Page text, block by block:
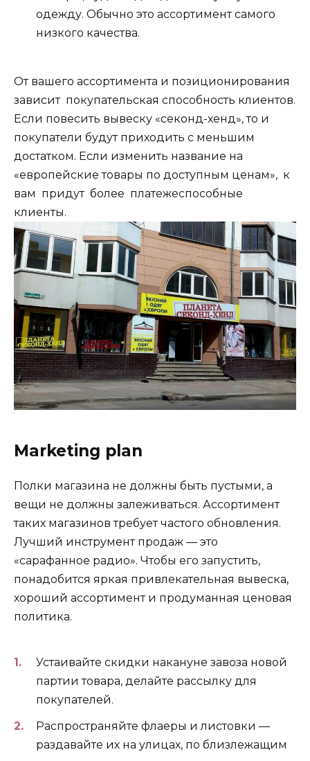
одежду. Обычно это ассортимент самого
низкого качества.
От вашего ассортимента и позиционирования
зависит покупательская способность клиентов.
Если повесить вывеску «секонд-хенд», то и
покупатели будут приходить с меньшим
достатком. Если изменить название на
«европейские товары по доступным ценам», к
вам придут более платежеспособные
клиенты.
Marketing plan
Полки магазина не должны быть пустыми, а
вещи не должны залеживаться. Ассортимент
таких магазинов требует частого обновления.
Лучший инструмент продаж — это
«сарафанное радио». Чтобы его запустить,
понадобится яркая привлекательная вывеска,
хороший ассортимент и продуманная ценовая
политика.
Устаивайте скидки накануне завоза новой
партии товара, делайте рассылку для
покупателей.
Распространяйте флаеры и листовки —
раздавайте их на улицах, по близлежащим